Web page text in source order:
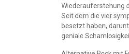
Wiederauferstehung
Seit dem die vier
besetzt haben,
geniale